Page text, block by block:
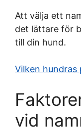
Att välja ett
det lättare för
till din hund.
Vilken hundras
vid